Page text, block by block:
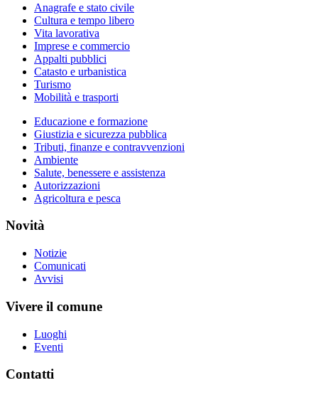
Anagrafe e stato civile
Cultura e tempo libero
Vita lavorativa
Imprese e commercio
Appalti pubblici
Catasto e urbanistica
Turismo
Mobilità e trasporti
Educazione e formazione
Giustizia e sicurezza pubblica
Tributi, finanze e contravvenzioni
Ambiente
Salute, benessere e assistenza
Autorizzazioni
Agricoltura e pesca
Novità
Notizie
Comunicati
Avvisi
Vivere il comune
Luoghi
Eventi
Contatti